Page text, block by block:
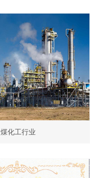
煤化工行业